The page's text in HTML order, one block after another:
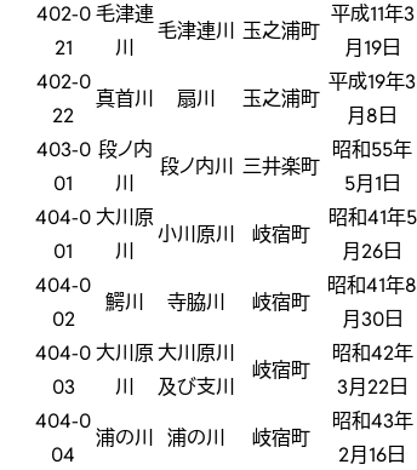
402-0
21
毛津連
川
毛津連川 玉之浦町
平成11年3
月19日
402-0
22
真首川 扇川 玉之浦町
平成19年3
月8日
403-0
01
段ノ内
川
段ノ内川 三井楽町
昭和55年
5月1日
404-0
01
大川原
川
小川原川 岐宿町
昭和41年5
月26日
404-0
02
鰐川 寺脇川 岐宿町
昭和41年8
月30日
404-0
03
大川原
川
大川原川
及び支川
岐宿町
昭和42年
3月22日
404-0
04
浦の川 浦の川 岐宿町
昭和43年
2月16日